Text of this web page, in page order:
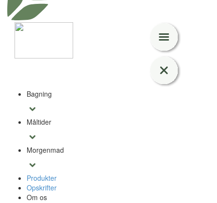
Bagning
Måltider
Morgenmad
Produkter
Opskrifter
Om os